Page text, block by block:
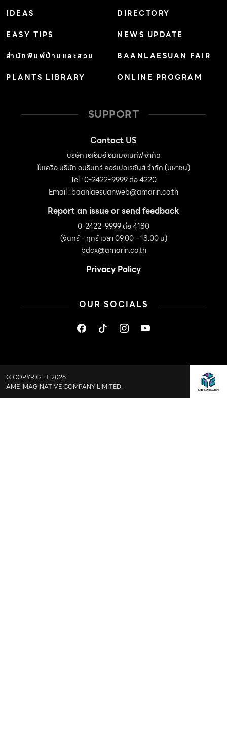
IDEAS
EASY TIPS
สำนักพิมพ์บ้านและสวน
PLANTS LIBRARY
DIRECTORY
NEWS UPDATE
BAANLAESUAN FAIR
ONLINE PROGRAM
SUPPORT
Contact US
บริษัท เอเอ็มอี อิมเมจิเนทีฟ จำกัด
ในเครือ บริษัท อมรินทร์ คอร์เปอเรชั่นส์ จำกัด (มหาชน)
Tel : 0-2422-9999 ต่อ 4220
Email :baanlaesuanweb@amarin.co.th
Report an issue or send feedback
0-2422-9999 ต่อ 4180
(จันทร์ - ศุกร์ เวลา 09.00 - 18.00 น)
bdcx@amarin.co.th
Privacy Policy
OUR SOCIALS
© COPYRIGHT 2026
AME IMAGINATIVE COMPANY LIMITED.